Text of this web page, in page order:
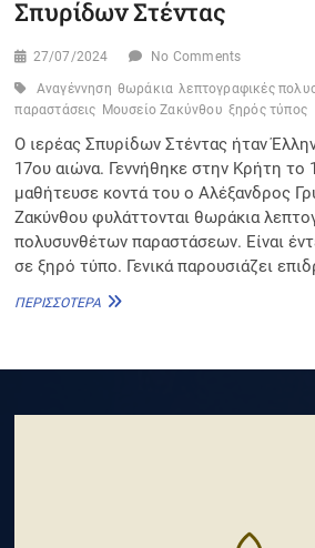
Σπυρίδων Στέντας
27/07/2024 No Comments
Αναγέννηση θωράκια λεπτογραφικές
παραστάσεις Μουσείο Ζακύνθου ξηρός τύπος
Ο ιερέας Σπυρίδων Στέντας ήταν
17ου αιώνα. Γεννήθηκε στην Κρήτη το
μαθήτευσε κοντά του ο Αλέξανδρος
Ζακύνθου φυλάττονται θωράκια
πολυσυνθέτων παραστάσεων. Είναι
σε ξηρό τύπο. Γενικά παρουσιάζει
ΠΕΡΙΣΣΌΤΕΡΑ ΣΠΥΡΊΔΩΝ